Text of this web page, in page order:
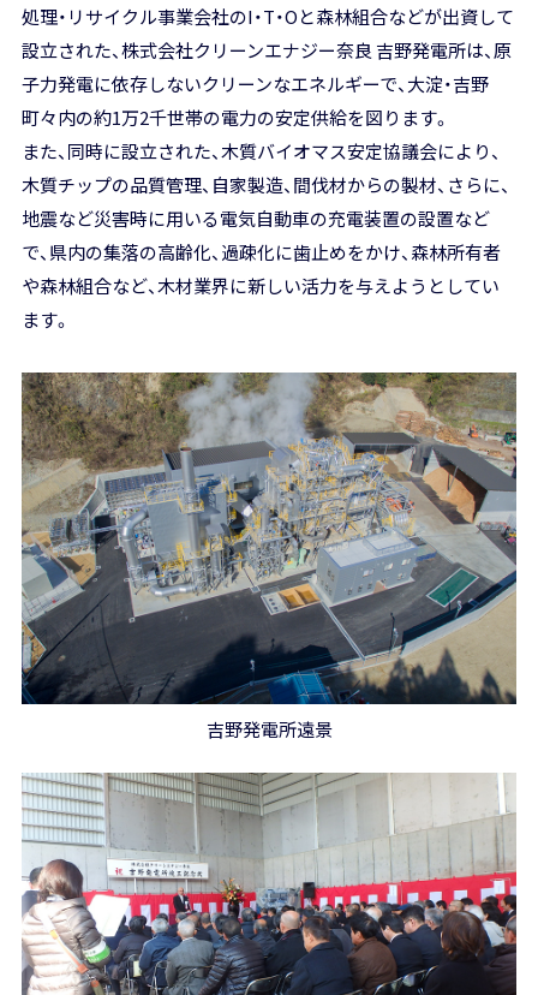
処理・リサイクル事業会社のI・T・Oと森林組合などが出資して
設立された、株式会社クリーンエナジー奈良 吉野発電所は、原
子力発電に依存しないクリーンなエネルギーで、大淀・吉野
町々内の約1万2千世帯の電力の安定供給を図ります。
また、同時に設立された、木質バイオマス安定協議会により、
木質チップの品質管理、自家製造、間伐材からの製材、さらに、
地震など災害時に用いる電気自動車の充電装置の設置など
で、県内の集落の高齢化、過疎化に歯止めをかけ、森林所有者
や森林組合など、木材業界に新しい活力を与えようとしてい
ます。
吉野発電所遠景